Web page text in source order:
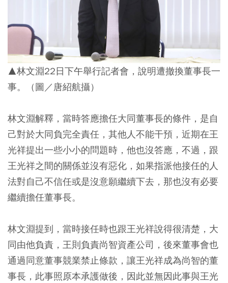
▲林文淵22日下午舉行記者會，說明遭撤換董事長一
事。（圖／唐紹航攝）
林文淵解釋，當時答應擔任大同董事長的條件，是自
己對於大同負完全責任，其他人不能干預，近期在王
光祥提出一些小小的問題時，他也沒答應，不過，跟
王光祥之間的關係並沒有惡化，如果指派他接任的人
法對自己不信任或是沒意願繼續下去，那也沒有必要
繼續擔任董事長。
林文淵提到，當時接任時也跟王光祥說得很清楚，大
同由他負責，王則負責尚智資產公司，後來董事會也
通過同意董事競業禁止條款，讓王光祥成為尚智的董
事長，此事照原本承護做後，因此並無因此事與王光